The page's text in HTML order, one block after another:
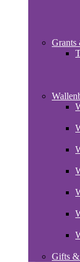
Grants
Gifts